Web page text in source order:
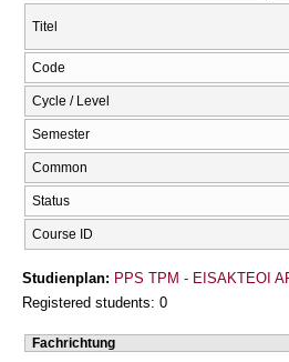
Titel
Code
Cycle / Level
Semester
Common
Status
Course ID
Studienplan: PPS TPM - EISAKTEOI
Registered students: 0
Fachrichtung